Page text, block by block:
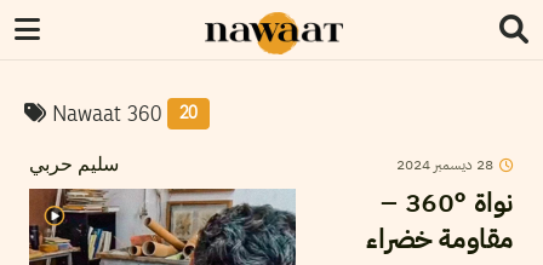
Nawaat 360 20
سليم حربي 28 ديسمبر 2024
نواة °360 –
مقاومة خضراء